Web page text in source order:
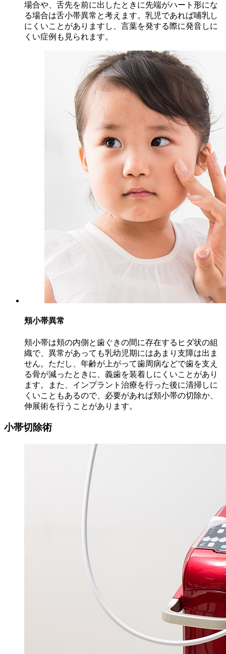
場合や、舌先を前に出したときに先端がハート形にな
る場合は舌小帯異常と考えます。乳児であれば哺乳し
にくいことがありますし、言葉を発する際に発音しに
くい症例も見られます。
頬小帯異常
頬小帯は頬の内側と歯ぐきの間に存在するヒダ状の組
織で、異常があっても乳幼児期にはあまり支障は出ま
せん。ただし、年齢が上がって歯周病などで歯を支え
る骨が減ったときに、義歯を装着しにくいことがあり
ます。また、インプラント治療を行った後に清掃しに
くいこともあるので、必要があれば頬小帯の切除か、
伸展術を行うことがあります。
小帯切除術